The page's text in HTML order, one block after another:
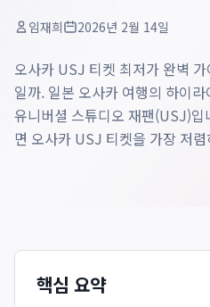
임재희 2026년 2월 14일
오사카 USJ 티켓 최저가 완벽
일까. 일본 오사카 여행의 하이
유니버셜 스튜디오 재팬(USJ)
면 오사카 USJ 티켓을 가장 저
핵심 요약